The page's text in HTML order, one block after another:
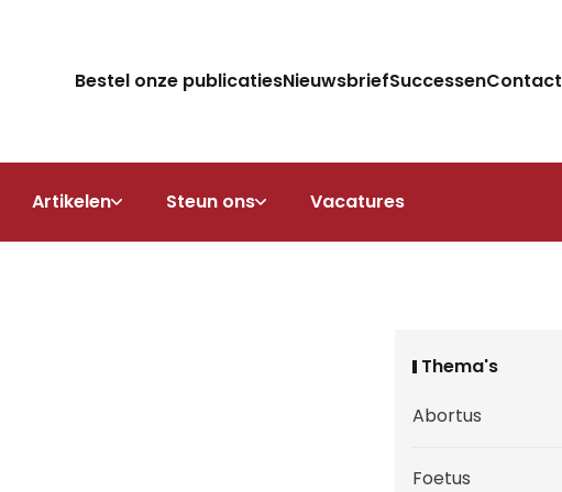
Bestel onze publicatiesNieuwsbriefSuccessenContact
Artikelen Steun ons Vacatures
Thema's
Abortus
Foetus